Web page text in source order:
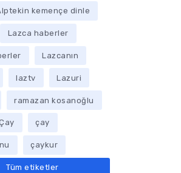
kemençe dinle
Lazca haberler
Lazcanın
laztv Lazuri
ramazan kosanoğlu
çay
çaykur
Tüm etiketler